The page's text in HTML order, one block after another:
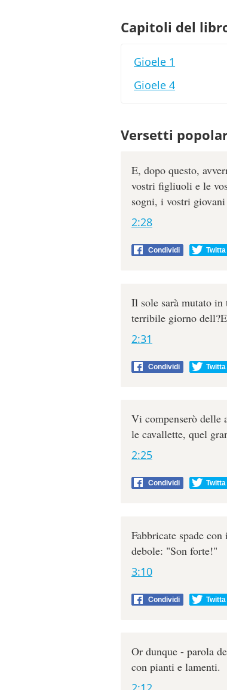
Capitoli del
Gioele 1
Gioele 4
Versetti
E, dopo questo,
vostri figliuoli e le
sogni, i vostri
2:28
Condividi Twitta
Il sole sarà mutato in
terribile giorno
2:31
Condividi Twitta
Vi compenserò delle
le cavallette, quel
2:25
Condividi Twitta
Fabbricate spade
debole: "Son forte!"
3:10
Condividi Twitta
Or dunque - parola
con pianti e lamenti.